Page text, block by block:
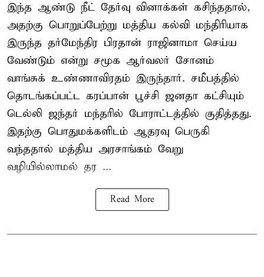
இந்த ஆண்டு நீட் தேர்வு வினாக்கள் கசிந்ததால்,
அதற்கு பொறுப்பேற்று மத்திய கல்வி மந்திரியாக
இருந்த தர்மேந்திர பிரதான் ராஜினாமா செய்ய
வேண்டும் என்று சமூக ஆர்வலர் சோனம்
வாங்சுக் உண்ணாவிரதம் இருந்தார். சமீபத்தில்
தொடங்கப்பட்ட கரப்பான் பூச்சி ஜனதா கட்சியும்
டெல்லி ஜந்தர் மந்தரில் போராட்டத்தில் குதித்தது.
இதற்கு பொதுமக்களிடம் ஆதரவு பெருகி
வந்ததால் மத்திய அரசாங்கம் வேறு
வழியில்லாமல் தர ...
Read More